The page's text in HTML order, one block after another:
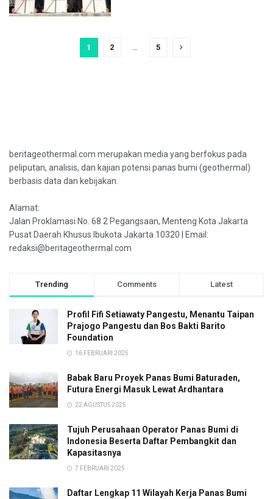
1 2 … 5
beritageothermal.com merupakan media yang berfokus pada
peliputan, analisis, dan kajian potensi panas bumi (geothermal)
berbasis data dan kebijakan.
Alamat:
Jalan Proklamasi No. 68 2 Pegangsaan, Menteng Kota Jakarta
Pusat Daerah Khusus Ibukota Jakarta 10320 | Email:
redaksi@beritageothermal.com
Trending Comments Latest
Profil Fifi Setiawaty Pangestu, Menantu Taipan
Prajogo Pangestu dan Bos Bakti Barito
Foundation
16 FEBRUARI 2025
Babak Baru Proyek Panas Bumi Baturaden,
Futura Energi Masuk Lewat Ardhantara
22 AGUSTUS 2025
Tujuh Perusahaan Operator Panas Bumi di
Indonesia Beserta Daftar Pembangkit dan
Kapasitasnya
7 FEBRUARI 2025
Daftar Lengkap 11 Wilayah Kerja Panas Bumi